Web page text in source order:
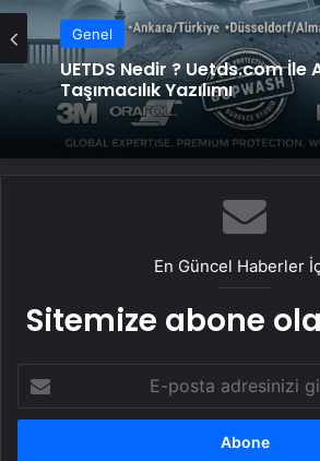
Genel
UETDS Nedir ? Uetds.com İle
Taşımacılık Yazılımı
En Güncel Haberler
Sitemize abone
posta
adresinizi